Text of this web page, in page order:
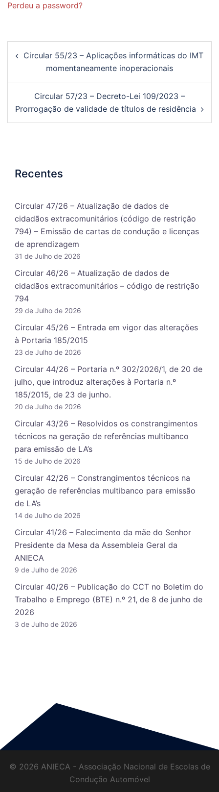
Perdeu a password?
de Circular 55/23 – Aplicações informáticas do IMT
momentaneamente inoperacionais
Circular 57/23 – Decreto-Lei 109/2023 –
Prorrogação de validade de títulos de residência
Recentes
Circular 47/26 – Atualização de dados de
cidadãos extracomunitários (código de restrição
794) – Emissão de cartas de condução e licenças
de aprendizagem
31 de Julho de 2026
Circular 46/26 – Atualização de dados de
cidadãos extracomunitários – código de restrição
794
29 de Julho de 2026
Circular 45/26 – Entrada em vigor das alterações
à Portaria 185/2015
23 de Julho de 2026
Circular 44/26 – Portaria n.º 302/2026/1, de 20 de
julho, que introduz alterações à Portaria n.º
185/2015, de 23 de junho.
20 de Julho de 2026
Circular 43/26 – Resolvidos os constrangimentos
técnicos na geração de referências multibanco
para emissão de LA’s
15 de Julho de 2026
Circular 42/26 – Constrangimentos técnicos na
geração de referências multibanco para emissão
de LA’s
14 de Julho de 2026
Circular 41/26 – Falecimento da mãe do Senhor
Presidente da Mesa da Assembleia Geral da
ANIECA
9 de Julho de 2026
Circular 40/26 – Publicação do CCT no Boletim do
Trabalho e Emprego (BTE) n.º 21, de 8 de junho de
2026
3 de Julho de 2026
© 2026 ANIECA - Associação Nacional de Escolas de
Condução Automóvel